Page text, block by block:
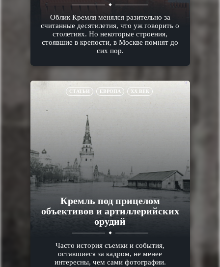
Облик Кремля менялся разительно за
считанные десятилетия, что уж говорить о
столетиях. Но некоторые строения,
стоявшие в крепости, в Москве помнят до
сих пор.
СТАТЬИ ЕВРОПА XX ВЕК
Кремль под прицелом
объективов и артиллерийских
орудий
Часто история съемки и события,
оставшиеся за кадром, не менее
интересны, чем сами фотографии.